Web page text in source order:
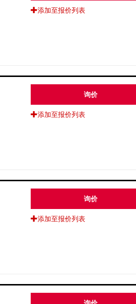
添加至报价列表
询价
添加至报价列表
询价
添加至报价列表